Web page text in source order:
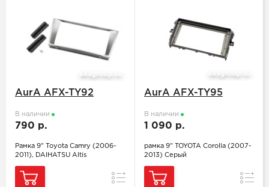
AurA AFX-TY92
В наличии
790 р.
Рамка 9" Toyota Camry (2006-
2011), DAIHATSU Altis
Сравнение
AurA AFX-TY95
В наличии
1 090 р.
рамка 9" TOYOTA Corolla (2007-
2013) Серый